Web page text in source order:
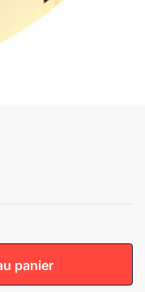
panier